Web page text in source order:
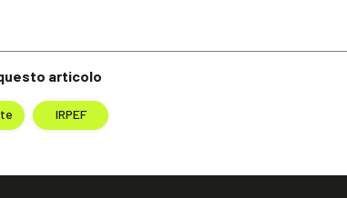
articolo
IRPEF